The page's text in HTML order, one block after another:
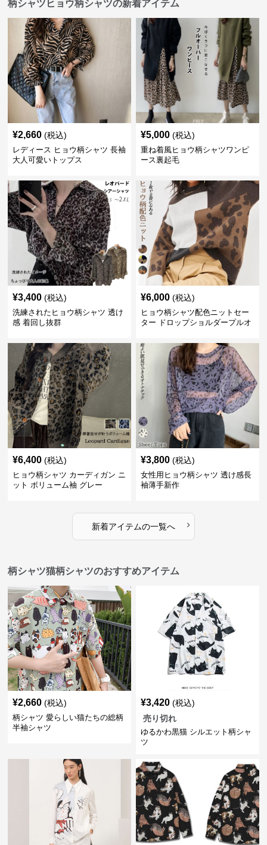
柄シャツヒョウ柄シャツの新着アイテム
¥2,660 (税込)
レディース ヒョウ柄シャツ 長袖
大人可愛いトップス
¥5,000 (税込)
重ね着風ヒョウ柄シャツワンピ
ース裏起毛
¥3,400 (税込)
洗練されたヒョウ柄シャツ 透け
感 着回し抜群
¥6,000 (税込)
ヒョウ柄シャツ配色ニットセー
ター ドロップショルダープルオ
¥6,400 (税込)
ヒョウ柄シャツ カーディガン ニ
ット ボリューム袖 グレー
¥3,800 (税込)
女性用ヒョウ柄シャツ 透け感長
袖薄手新作
新着アイテムの一覧へ ›
柄シャツ猫柄シャツのおすすめアイテム
¥2,660 (税込)
柄シャツ 愛らしい猫たちの総柄
半袖シャツ
¥3,420 (税込)
売り切れ
ゆるかわ黒猫 シルエット柄シャ
ツ